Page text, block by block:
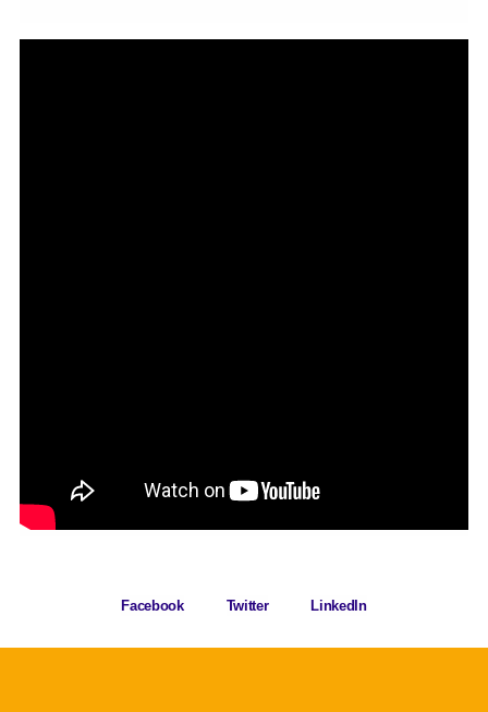
Facebook Twitter LinkedIn